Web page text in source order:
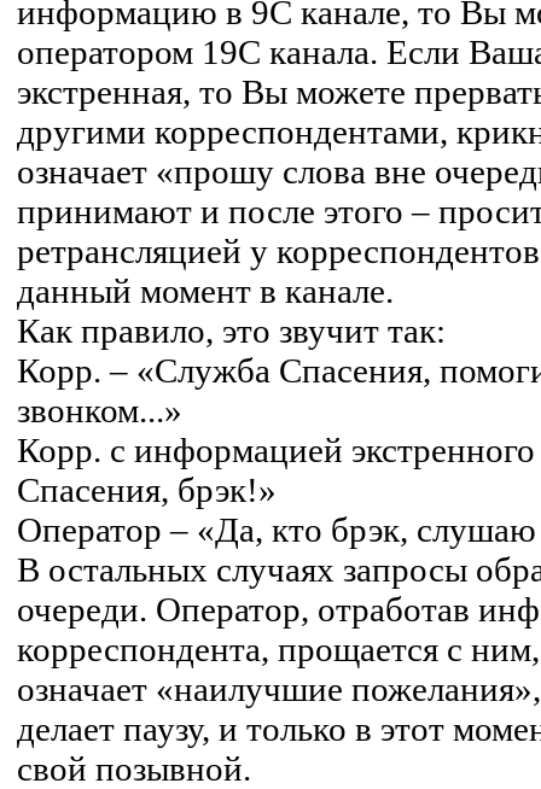
информацию в 9С канале, то Вы
оператором 19С канала. Если
экстренная, то Вы можете
другими корреспондентами,
означает «прошу слова вне
принимают и после этого –
ретрансляцией у
данный момент в канале.
Как правило, это звучит так:
Корр. – «Служба Спасения,
звонком...»
Корр. с информацией
Спасения, брэк!»
Оператор – «Да, кто брэк,
В остальных случаях запросы
очереди. Оператор, отработав
корреспондента, прощается с
означает «наилучшие
делает паузу, и только в этот
свой позывной.